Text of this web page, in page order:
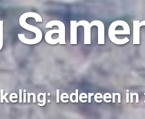
Iedereen